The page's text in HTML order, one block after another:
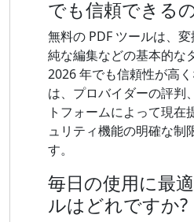
でも信頼できる
無料の PDF ツールは、
純な編集などの基本的な
2026 年でも信頼性が高
は、プロバイダーの評判
トフォームによって現在
ュリティ機能の明確な制
す。
毎日の使用に最
ルはどれですか?